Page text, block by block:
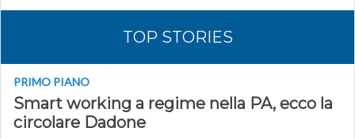
TOP STORIES
PRIMO PIANO
Smart working a regime nella PA, ecco la
circolare Dadone